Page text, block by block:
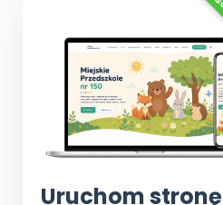
Uruchom stronę